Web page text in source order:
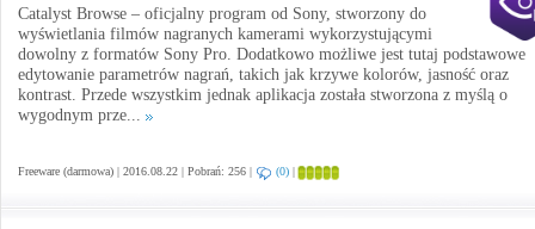
Catalyst Browse – oficjalny program od Sony, stworzony do
wyświetlania filmów nagranych kamerami wykorzystującymi
dowolny z formatów Sony Pro. Dodatkowo możliwe jest tutaj podstawowe
edytowanie parametrów nagrań, takich jak krzywe kolorów, jasność oraz
kontrast. Przede wszystkim jednak aplikacja została stworzona z myślą o
wygodnym prze...
Freeware (darmowa) | 2016.08.22 | Pobrań: 256 | (0) |